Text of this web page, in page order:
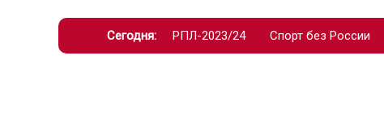
Сегодня: РПЛ-2023/24 Спорт без России